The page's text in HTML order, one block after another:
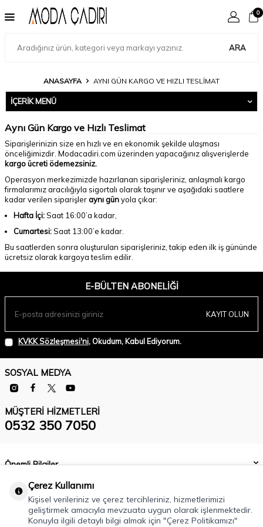
ARA
0
ANASAYFA AYNI GÜN KARGO VE HIZLI TESLIMAT
İÇERIK MENÜ
Aynı Gün Kargo ve Hızlı Teslimat
Siparişlerinizin size en hızlı ve en ekonomik şekilde ulaşması
önceliğimizdir. Modacadiri.com üzerinden yapacağınız alışverişlerde
kargo ücreti ödemezsiniz.
Operasyon merkezimizde hazırlanan siparişleriniz, anlaşmalı kargo
firmalarımız aracılığıyla sigortalı olarak taşınır ve aşağıdaki saatlere
kadar verilen siparişleraynı günyola çıkar:
Hafta İçi:Saat 16:00’a kadar,
Cumartesi:Saat 13:00’e kadar.
Bu saatlerden sonra oluşturulan siparişleriniz, takip eden ilk iş gününde
ücretsiz olarak kargoya teslim edilir.
E-BÜLTEN ABONELIĞI
KAYIT OLUN
KVKK Sözleşmesi'ni, Okudum, Kabul Ediyorum.
SOSYAL MEDYA
MÜŞTERI HIZMETLERI
0532 350 7050
Önemli Bilgiler
Kategoriler
Hızlı Erişim
Çerez Kullanımı
Kişisel verileriniz ve çerez tercihleriniz, hizmetlerimizi
geliştirmek amacıyla mevzuata uygun olarak işlenmektedir.
Konuyla ilgili detaylı bilgi almak için "Çerez Politikamızı"